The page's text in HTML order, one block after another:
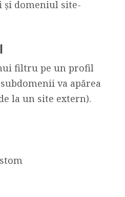
domeniul site-
filtru pe un profil
va apărea
la un site extern).